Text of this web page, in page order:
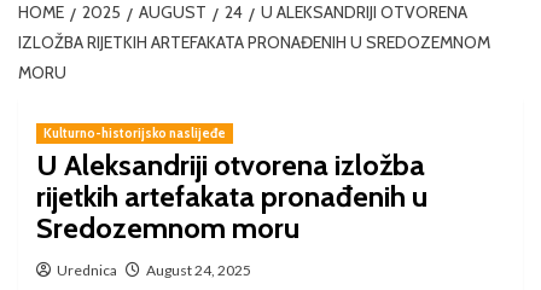
HOME 2025 AUGUST 24
U ALEKSANDRIJI OTVORENA
IZLOŽBA RIJETKIH ARTEFAKATA PRONAĐENIH U SREDOZEMNOM
MORU
Kulturno-historijsko naslijeđe
U Aleksandriji otvorena izložba
rijetkih artefakata pronađenih u
Sredozemnom moru
Urednica August 24, 2025